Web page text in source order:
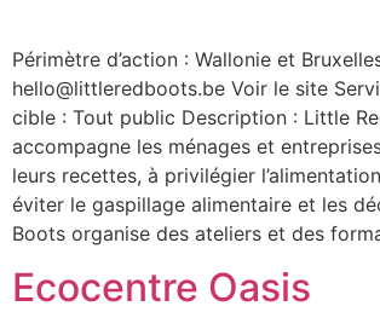
Périmètre d’action : Wallonie et
hello@littleredboots.be Voir le site
cible : Tout public Description : Little
accompagne les ménages et
leurs recettes, à privilégier
éviter le gaspillage alimentaire et les
Boots organise des ateliers et des
Ecocentre Oasis